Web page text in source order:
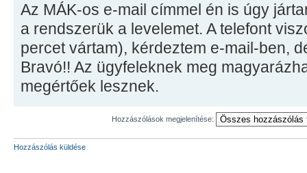
Az MÁK-os e-mail címmel én is úgy
a rendszerük a levelemet. A telefont
percet vártam), kérdeztem e-mail-ben,
Bravó!! Az ügyfeleknek meg
megértőek lesznek.
Hozzászólások megjelenítése:
Hozzászólás küldése